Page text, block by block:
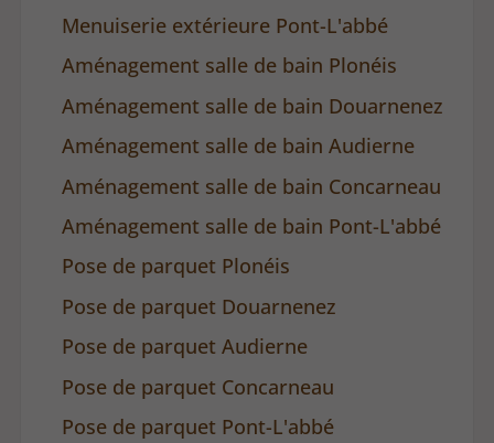
Menuiserie extérieure Pont-L'abbé
Aménagement salle de bain Plonéis
Aménagement salle de bain Douarnenez
Aménagement salle de bain Audierne
Aménagement salle de bain Concarneau
Aménagement salle de bain Pont-L'abbé
Pose de parquet Plonéis
Pose de parquet Douarnenez
Pose de parquet Audierne
Pose de parquet Concarneau
Pose de parquet Pont-L'abbé